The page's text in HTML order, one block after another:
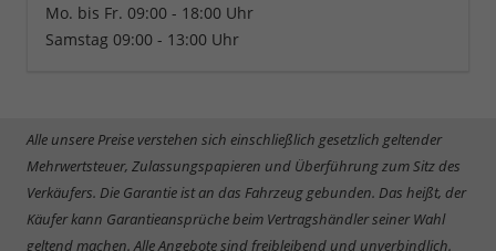
Mo. bis Fr. 09:00 - 18:00 Uhr
Samstag 09:00 - 13:00 Uhr
Alle unsere Preise verstehen sich einschließlich gesetzlich geltender
Mehrwertsteuer, Zulassungspapieren und Überführung zum Sitz des
Verkäufers. Die Garantie ist an das Fahrzeug gebunden. Das heißt, der
Käufer kann Garantieansprüche beim Vertragshändler seiner Wahl
geltend machen. Alle Angebote sind freibleibend und unverbindlich.